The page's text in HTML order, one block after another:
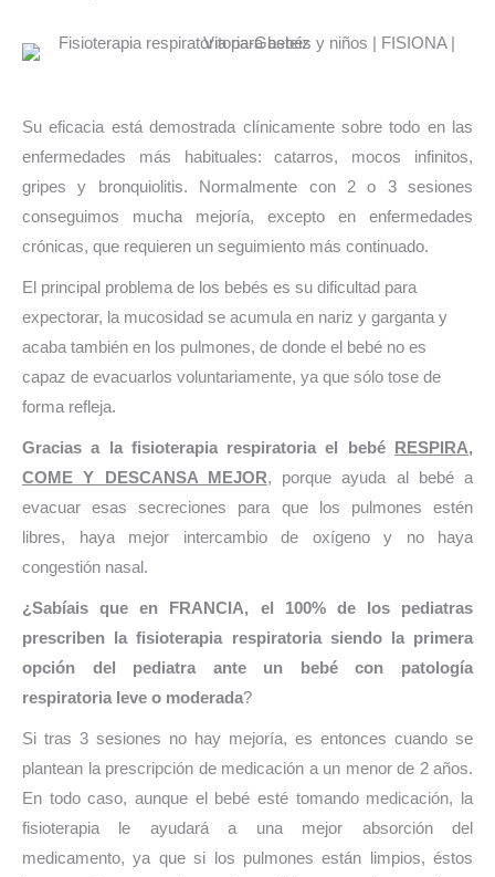
Su eficacia está demostrada clínicamente sobre todo en las
enfermedades más habituales: catarros, mocos infinitos,
gripes y bronquiolitis. Normalmente con 2 o 3 sesiones
conseguimos mucha mejoría, excepto en enfermedades
crónicas, que requieren un seguimiento más continuado.
El principal problema de los bebés es su dificultad para
expectorar, la mucosidad se acumula en nariz y garganta y
acaba también en los pulmones, de donde el bebé no es
capaz de evacuarlos voluntariamente, ya que sólo tose de
forma refleja.
Gracias a la fisioterapia respiratoria el bebé RESPIRA,
COME Y DESCANSA MEJOR, porque ayuda al bebé a
evacuar esas secreciones para que los pulmones estén
libres, haya mejor intercambio de oxígeno y no haya
congestión nasal.
¿Sabíais que en FRANCIA, el 100% de los pediatras
prescriben la fisioterapia respiratoria siendo la primera
opción del pediatra ante un bebé con patología
respiratoria leve o moderada?
Si tras 3 sesiones no hay mejoría, es entonces cuando se
plantean la prescripción de medicación a un menor de 2 años.
En todo caso, aunque el bebé esté tomando medicación, la
fisioterapia le ayudará a una mejor absorción del
medicamento, ya que si los pulmones están limpios, éstos